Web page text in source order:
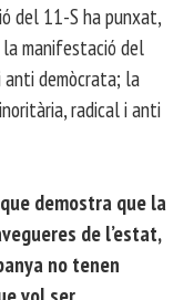
del 11-S ha punxat,
manifestació del
anti demòcrata; la
radical i anti
demostra que la
de l’estat,
no tenen